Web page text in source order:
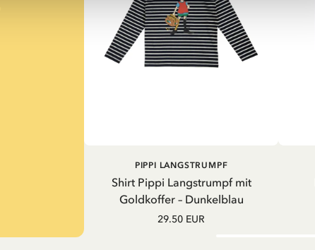
IN DEN
Shirt Pippi Langstrumpf mit
Goldkoffer – Dunkelblau
PIPPI LANGSTRUMPF
29.50 EUR